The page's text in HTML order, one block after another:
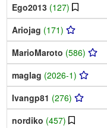
Ego2013 (127)
Ariojag (171)
MarioMaroto (586)
maglag (2026-1)
Ivangp81 (276)
nordiko (457)